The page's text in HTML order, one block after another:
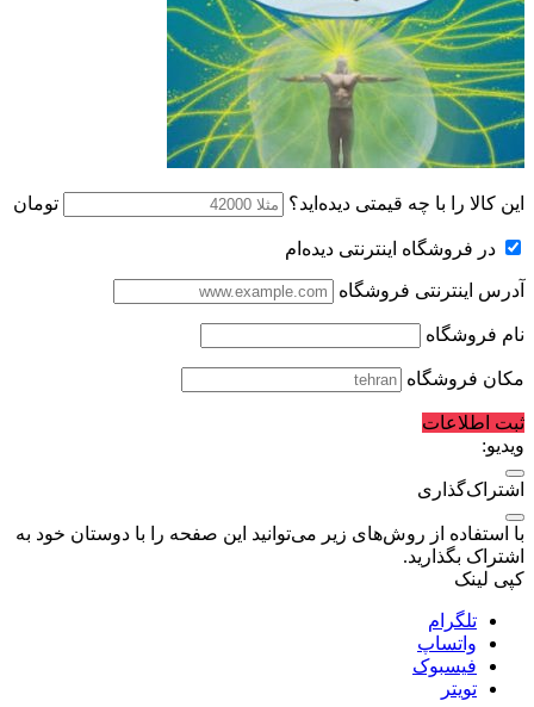
این کالا را با چه قیمتی دیده‌اید؟ تومان
در فروشگاه اینترنتی دیده‌ام
آدرس اینترنتی فروشگاه
نام فروشگاه
مکان فروشگاه
ثبت اطلاعات
ویدیو:
اشتراک‌گذاری
با استفاده از روش‌های زیر می‌توانید این صفحه را با دوستان خود به
اشتراک بگذارید.
کپی لینک
تلگرام
واتساپ
فیسبوک
تویتر